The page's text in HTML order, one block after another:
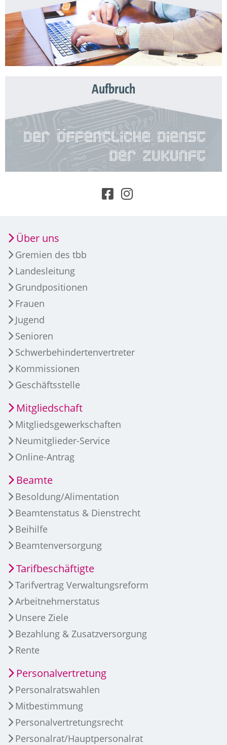
Aufbruch
Über uns
Gremien des tbb
Landesleitung
Grundpositionen
Frauen
Jugend
Senioren
Schwerbehindertenvertreter
Kommissionen
Geschäftsstelle
Mitgliedschaft
Mitgliedsgewerkschaften
Neumitglieder-Service
Online-Antrag
Beamte
Besoldung/Alimentation
Beamtenstatus & Dienstrecht
Beihilfe
Beamtenversorgung
Tarifbeschäftigte
Tarifvertrag Verwaltungsreform
Arbeitnehmerstatus
Unsere Ziele
Bezahlung & Zusatzversorgung
Rente
Personalvertretung
Personalratswahlen
Mitbestimmung
Personalvertretungsrecht
Personalrat/Hauptpersonalrat